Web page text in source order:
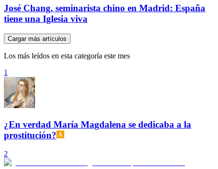
José Chang, seminarista chino en Madrid: España
tiene una Iglesia viva
Cargar más artículos
Los más leídos en esta categoría este mes
1
¿En verdad María Magdalena se dedicaba a la
prostitución?
2